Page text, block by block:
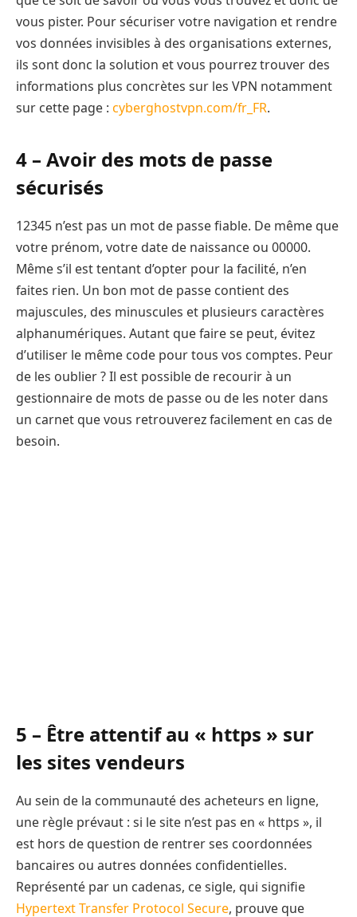
vous pister. Pour sécuriser votre navigation et rendre
vos données invisibles à des organisations externes,
ils sont donc la solution et vous pourrez trouver des
informations plus concrètes sur les VPN notamment
sur cette page : cyberghostvpn.com/fr_FR.
4 – Avoir des mots de passe
sécurisés
12345 n’est pas un mot de passe fiable. De même que
votre prénom, votre date de naissance ou 00000.
Même s’il est tentant d’opter pour la facilité, n’en
faites rien. Un bon mot de passe contient des
majuscules, des minuscules et plusieurs caractères
alphanumériques. Autant que faire se peut, évitez
d’utiliser le même code pour tous vos comptes. Peur
de les oublier ? Il est possible de recourir à un
gestionnaire de mots de passe ou de les noter dans
un carnet que vous retrouverez facilement en cas de
besoin.
5 – Être attentif au « https » sur
les sites vendeurs
Au sein de la communauté des acheteurs en ligne,
une règle prévaut : si le site n’est pas en « https », il
est hors de question de rentrer ses coordonnées
bancaires ou autres données confidentielles.
Représenté par un cadenas, ce sigle, qui signifie
Hypertext Transfer Protocol Secure, prouve que